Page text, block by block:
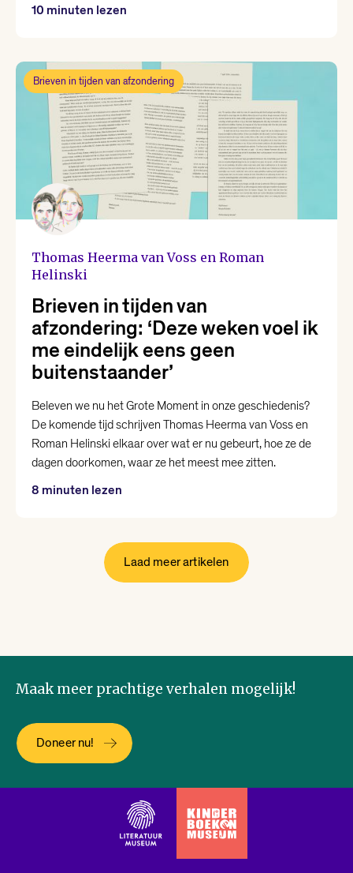
10 minuten lezen
Brieven in tijden van afzondering
Thomas Heerma van Voss en Roman
Helinski
Brieven in tijden van
afzondering: ‘Deze weken voel ik
me eindelijk eens geen
buitenstaander’
Beleven we nu het Grote Moment in onze geschiedenis?
De komende tijd schrijven Thomas Heerma van Voss en
Roman Helinski elkaar over wat er nu gebeurt, hoe ze de
dagen doorkomen, waar ze het meest mee zitten.
8 minuten lezen
Laad meer artikelen
Maak meer prachtige verhalen mogelijk!
Doneer nu!